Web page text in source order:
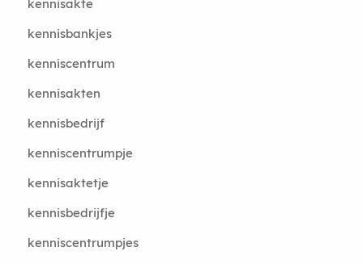
kennisakte
kennisbankjes
kenniscentrum
kennisakten
kennisbedrijf
kenniscentrumpje
kennisaktetje
kennisbedrijfje
kenniscentrumpjes